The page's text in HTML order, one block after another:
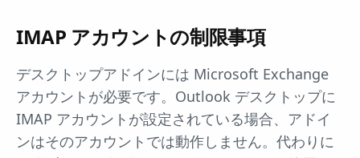
IMAP アカウントの制限事項
デスクトップアドインには Microsoft Exchange
アカウントが必要です。Outlook デスクトップに
IMAP アカウントが設定されている場合、アドイ
ンはそのアカウントでは動作しません。代わりに